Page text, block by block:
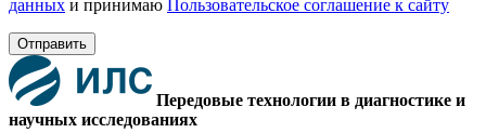
данных и принимаю Пользовательское соглашение к сайту
Отправить
Передовые технологии в диагностике и
научных исследованиях